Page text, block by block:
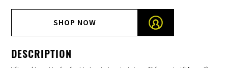
SHOP NOW
DESCRIPTION